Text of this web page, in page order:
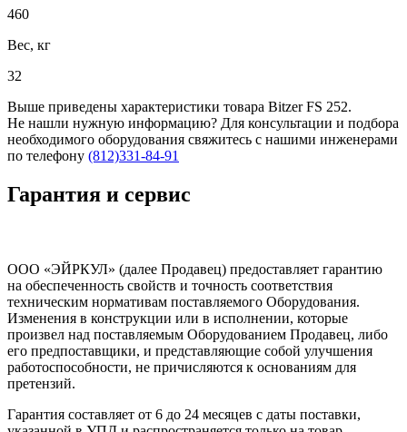
460
Вес, кг
32
Выше приведены характеристики товара Bitzer FS 252.
Не нашли нужную информацию? Для консультации и подбора
необходимого оборудования свяжитесь с нашими инженерами
по телефону (812)331-84-91
Гарантия и сервис
ООО «ЭЙРКУЛ» (далее Продавец) предоставляет гарантию
на обеспеченность свойств и точность соответствия
техническим нормативам поставляемого Оборудования.
Изменения в конструкции или в исполнении, которые
произвел над поставляемым Оборудованием Продавец, либо
его предпоставщики, и представляющие собой улучшения
работоспособности, не причисляются к основаниям для
претензий.
Гарантия составляет от 6 до 24 месяцев с даты поставки,